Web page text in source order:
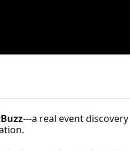
---a real event discovery